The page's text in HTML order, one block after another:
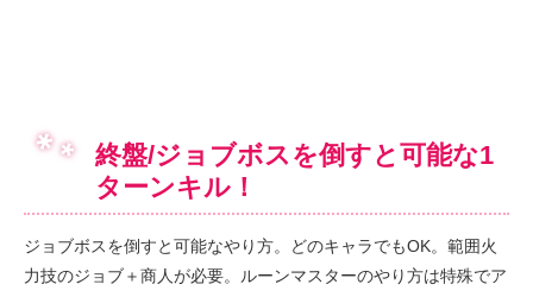
終盤/ジョブボスを倒すと可能な1
ターンキル！
ジョブボスを倒すと可能なやり方。どのキャラでもOK。範囲火
力技のジョブ＋商人が必要。ルーンマスターのやり方は特殊でア